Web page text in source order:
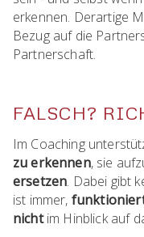
erkennen. Derartige
Bezug auf die
Partnerschaft.
FALSCH?
Im Coaching
zu erkennen, sie
ersetzen. Dabei gibt
ist immer,
nichtim Hinblick auf